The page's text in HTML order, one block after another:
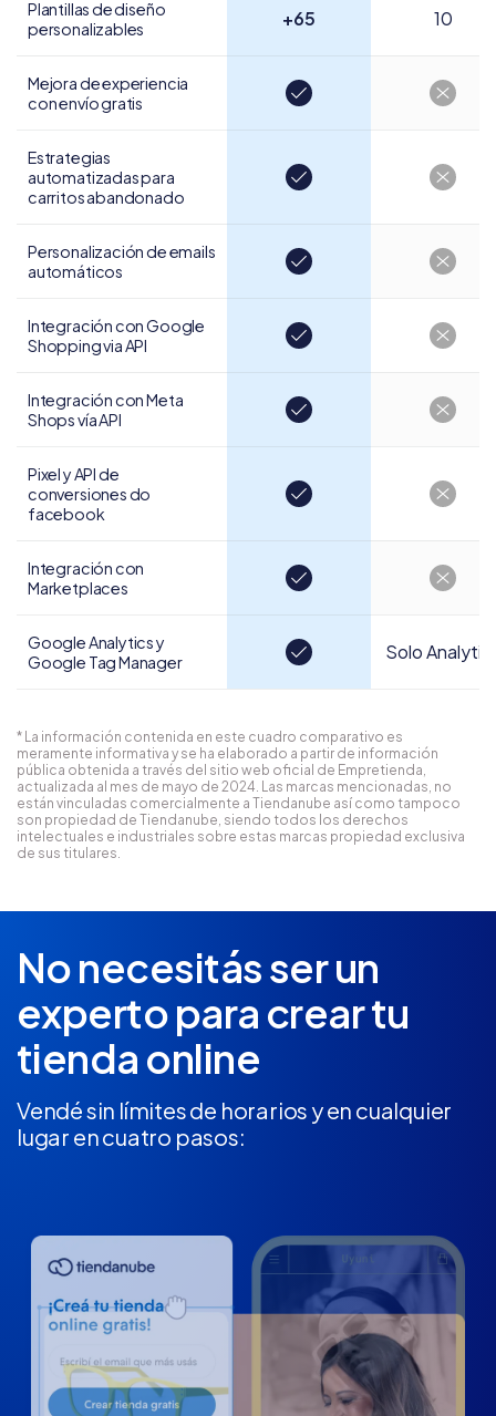
Plantillas de diseño
personalizables
+65 10
Mejora de experiencia
con envío gratis
Estrategias
automatizadas para
carritos abandonado
Personalización deemails
automáticos
Integración con Google
Shopping via API
Integración conMeta
Shops vía API
Pixel y API de
conversiones do
facebook
Integración con
Marketplaces
Google Analytics y
Google Tag Manager
Solo
* La información contenida en este cuadro comparativo es
meramente informativa y se ha elaborado a partir de información
pública obtenida a través del sitio web oficial de Empretienda,
actualizada al mes de mayo de 2024. Las marcas mencionadas, no
están vinculadas comercialmente a Tiendanube así como tampoco
son propiedad de Tiendanube, siendo todos los derechos
intelectuales e industriales sobre estas marcas propiedad exclusiva
de sus titulares.
No necesitás ser un
expertopara crear tu
tienda online
Vendé sin límites de horarios y en cualquier
lugar en cuatro pasos: